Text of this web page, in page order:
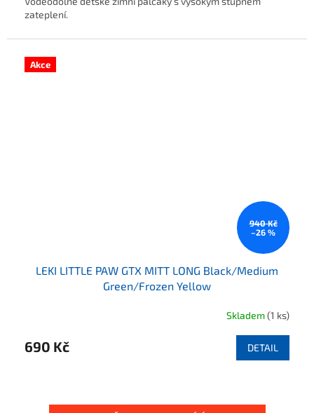
zateplení.
Akce
940 Kč
–26 %
LEKI LITTLE PAW GTX MITT LONG Black/Medium
Green/Frozen Yellow
Skladem(1 ks)
690 Kč DETAIL